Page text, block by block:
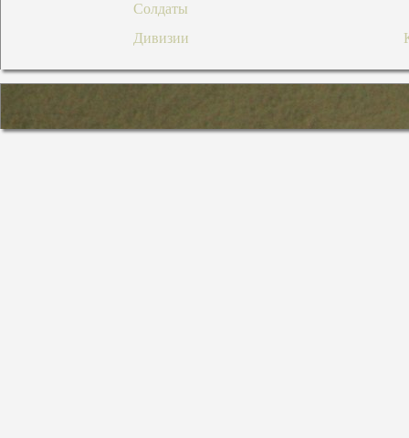
Солдаты
Дивизии